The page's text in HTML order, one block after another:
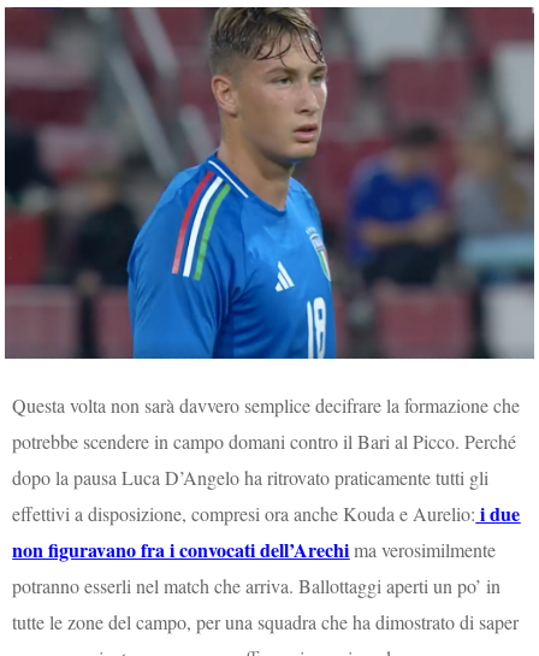
Questa volta non sarà davvero semplice decifrare la formazione che
potrebbe scendere in campo domani contro il Bari al Picco. Perché
dopo la pausa Luca D’Angelo ha ritrovato praticamente tutti gli
effettivi a disposizione, compresi ora anche Kouda e Aurelio: i due
non figuravano fra i convocati dell’Arechima verosimilmente
potranno esserli nel match che arriva. Ballottaggi aperti un po’ in
tutte le zone del campo, per una squadra che ha dimostrato di saper